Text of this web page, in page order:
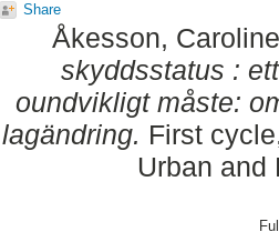
Share
Åkesson, Caroline
skyddsstatus :
oundvikligt måste:
lagändring. First
Urban and